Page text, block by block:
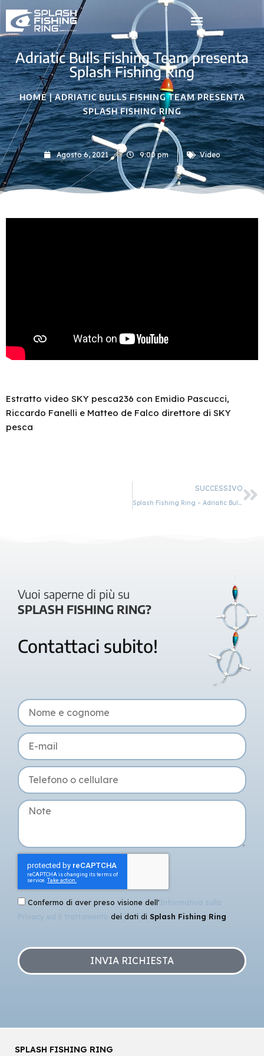
Vai
al
contenuto
Adriatic Bulls Fishing Team presenta
Splash Fishing Ring
HOME|ADRIATIC BULLS FISHING TEAM PRESENTA
SPLASH FISHING RING
Agosto 6, 2021 9:00 pm Video
Estratto video SKY pesca236 con Emidio Pascucci,
Riccardo Fanelli e Matteo de Falco direttore di SKY
pesca
SUCCESSIVO
Splash Fishing Ring – Adriatic Bulls Fishing Team – MastFish
Vuoi saperne di più su
SPLASH FISHING RING?
Contattaci subito!
Confermo di aver preso visione dell'Informativa sulla
dei dati di Splash Fishing Ring
INVIA RICHIESTA
SPLASH FISHING RING